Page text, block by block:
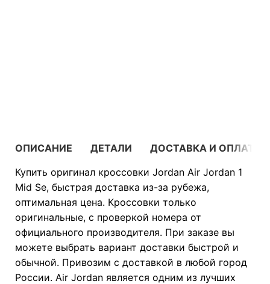
ОПИСАНИЕ ДЕТАЛИ
ДОСТАВКА И ОПЛАТА
Купить оригинал кроссовки Jordan Air Jordan 1
Mid Se, быстрая доставка из-за рубежа,
оптимальная цена. Кроссовки только
оригинальные, с проверкой номера от
официального производителя. При заказе вы
можете выбрать вариант доставки быстрой и
обычной. Привозим с доставкой в любой город
России. Air Jordan является одним из лучших